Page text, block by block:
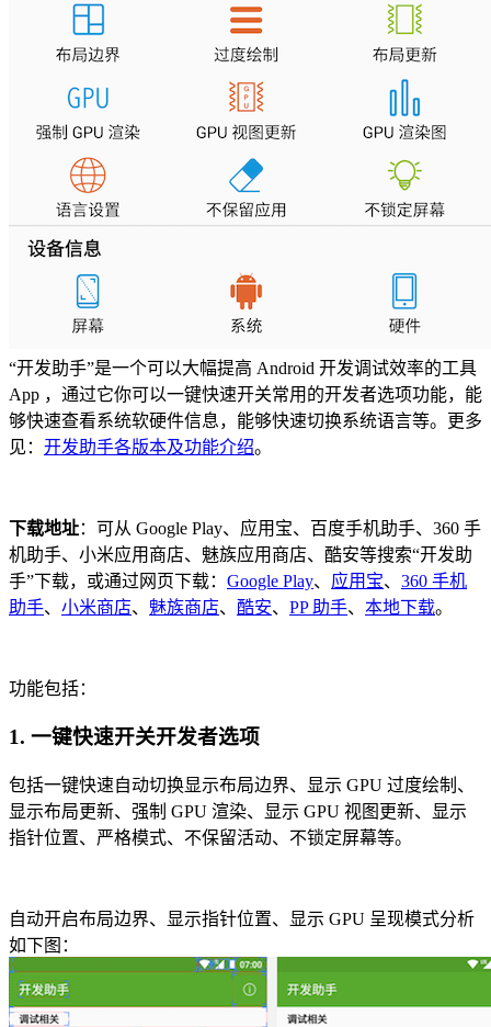
“开发助手”是一个可以大幅提高 Android 开发调试效率的工具
App ，通过它你可以一键快速开关常用的开发者选项功能，能
够快速查看系统软硬件信息，能够快速切换系统语言等。更多
见： 开发助手各版本及功能介绍。
下载地址：可从 Google Play、应用宝、百度手机助手、360 手
机助手、小米应用商店、魅族应用商店、酷安等搜索“开发助
手”下载，或通过网页下载： Google Play、 应用宝、 360 手机
助手、 小米商店、 魅族商店、 酷安、 PP 助手、 本地下载。
功能包括：
1. 一键快速开关开发者选项
包括一键快速自动切换显示布局边界、显示 GPU 过度绘制、
显示布局更新、强制 GPU 渲染、显示 GPU 视图更新、显示
指针位置、严格模式、不保留活动、不锁定屏幕等。
自动开启布局边界、显示指针位置、显示 GPU 呈现模式分析
如下图：